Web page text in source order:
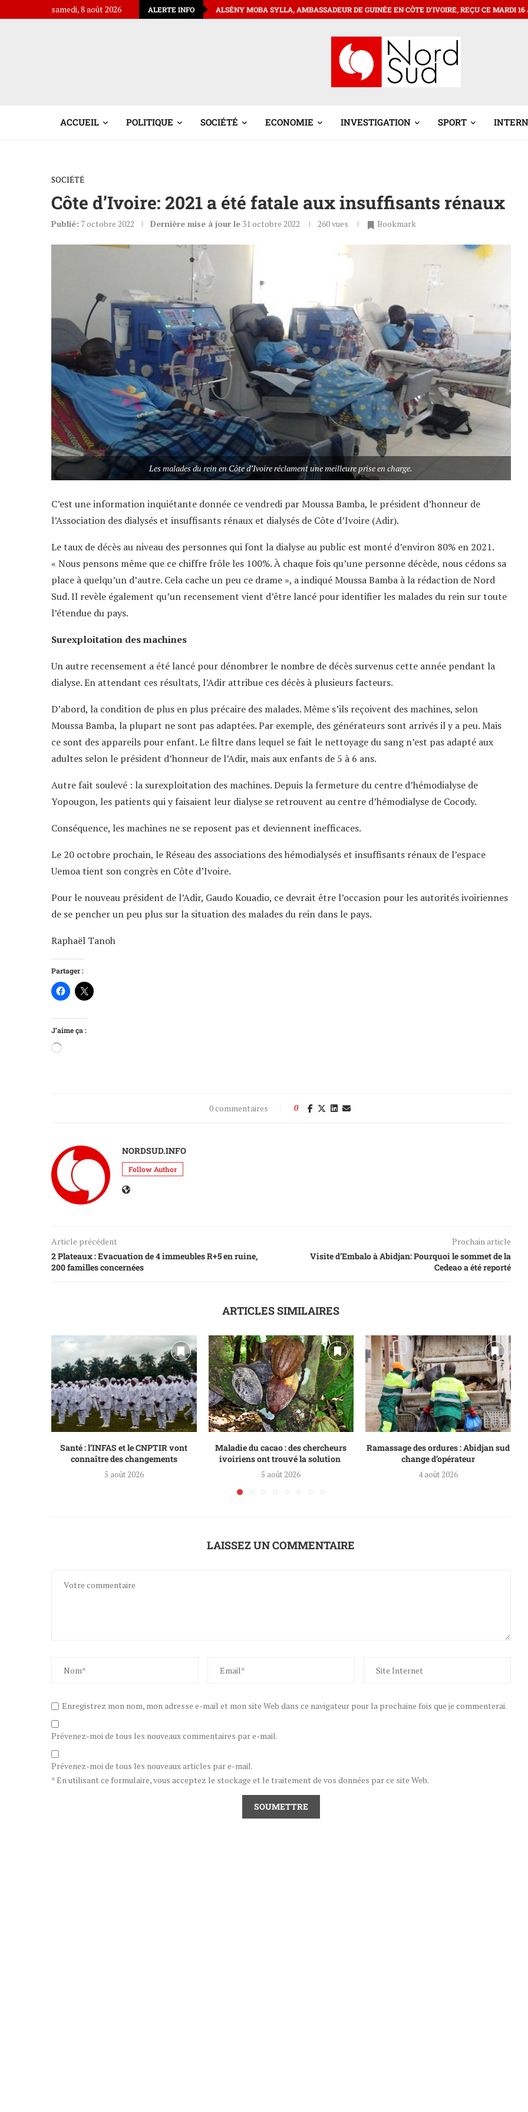
samedi, 8 août 2026 ALERTE INFO
LUNDI 20 JUILLET 2026 (AVOCAT) ALSÉNY MOBA SYLLA, AMBASSADEUR DE GUINÉE EN CÔTE D’IVOIRE, REÇU CE MARDI 16 JUIN 2026 PAR LE
ACCUEIL POLITIQUE SOCIÉTÉ ECONOMIE INVESTIGATION SPORT
SOCIÉTÉ
Côte d’Ivoire: 2021 a été fatale aux insuffisants rénaux
Publié: 7 octobre 2022 Dernière mise à jour le 31 octobre 2022 260vues Bookmark
Les malades du rein en Côte d’Ivoire réclament une meilleure prise en charge.
C’est une information inquiétante donnée ce vendredi par Moussa Bamba, le président d’honneur de
l’Association des dialysés et insuffisants rénaux et dialysés de Côte d’Ivoire (Adir).
Le taux de décès au niveau des personnes qui font la dialyse au public est monté d’environ 80% en 2021.
« Nous pensons même que ce chiffre frôle les 100%. À chaque fois qu’une personne décède, nous cédons sa
place à quelqu’un d’autre. Cela cache un peu ce drame », a indiqué Moussa Bamba à la rédaction de Nord
Sud. Il revèle également qu’un recensement vient d’être lancé pour identifier les malades du rein sur toute
l’étendue du pays.
Surexploitation des machines
Un autre recensement a été lancé pour dénombrer le nombre de décès survenus cette année pendant la
dialyse. En attendant ces résultats, l’Adir attribue ces décès à plusieurs facteurs.
D’abord, la condition de plus en plus précaire des malades. Même s’ils reçoivent des machines, selon
Moussa Bamba, la plupart ne sont pas adaptées. Par exemple, des générateurs sont arrivés il y a peu. Mais
ce sont des appareils pour enfant. Le filtre dans lequel se fait le nettoyage du sang n’est pas adapté aux
adultes selon le président d’honneur de l’Adir, mais aux enfants de 5 à 6 ans.
Autre fait soulevé : la surexploitation des machines. Depuis la fermeture du centre d’hémodialyse de
Yopougon, les patients qui y faisaient leur dialyse se retrouvent au centre d’hémodialyse de Cocody.
Conséquence, les machines ne se reposent pas et deviennent inefficaces.
Le 20 octobre prochain, le Réseau des associations des hémodialysés et insuffisants rénaux de l’espace
Uemoa tient son congrès en Côte d’Ivoire.
Pour le nouveau président de l’Adir, Gaudo Kouadio, ce devrait être l’occasion pour les autorités ivoiriennes
de se pencher un peu plus sur la situation des malades du rein dans le pays.
Raphaël Tanoh
Partager :
J’aime ça :
0 commentaires 0
NORDSUD.INFO
Follow Author
Article précédent
2 Plateaux : Evacuation de 4 immeubles R+5 en ruine,
200 familles concernées
Prochain article
Visite d’Embalo à Abidjan: Pourquoi le sommet de la
Cedeao a été reporté
ARTICLES SIMILAIRES
Santé : l’INFAS et le CNPTIR vont
connaître des changements
5 août 2026
Maladie du cacao : des chercheurs
ivoiriens ont trouvé la solution
5 août 2026
Ramassage des ordures : Abidjan sud
change d’opérateur
4 août 2026
LAISSEZ UN COMMENTAIRE
Enregistrez mon nom, mon adresse e-mail et mon site Web dans ce navigateur pour la prochaine fois que je commenterai.
Prévenez-moi de tous les nouveaux commentaires par e-mail.
Prévenez-moi de tous les nouveaux articles par e-mail.
* En utilisant ce formulaire, vous acceptez le stockage et le traitement de vos données par ce site Web.